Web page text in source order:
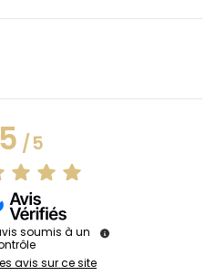
5/5
soumis à un
avis sur ce site